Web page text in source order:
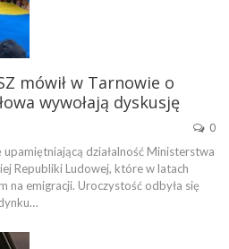
mówił w Tarnowie o
wywołają dyskusję
0
działalność Ministerstwa
Republiki Ludowej, które w latach
na emigracji. Uroczystość odbyła się